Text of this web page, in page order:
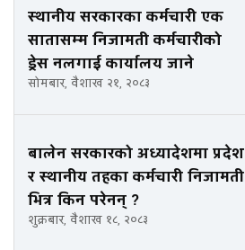
स्थानीय सरकारका कर्मचारी एक
सातासम्म निजामती कर्मचारीको
ड्रेस नलगाई कार्यालय जाने
सोमबार, वैशाख २१, २०८३
बालेन सरकारको अध्यादेशमा प्रदेश
र स्थानीय तहका कर्मचारी निजामती
भित्र किन परेनन् ?
शुक्रबार, वैशाख १८, २०८३